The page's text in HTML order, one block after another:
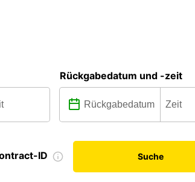
Rückgabedatum und -zeit
ID Suche